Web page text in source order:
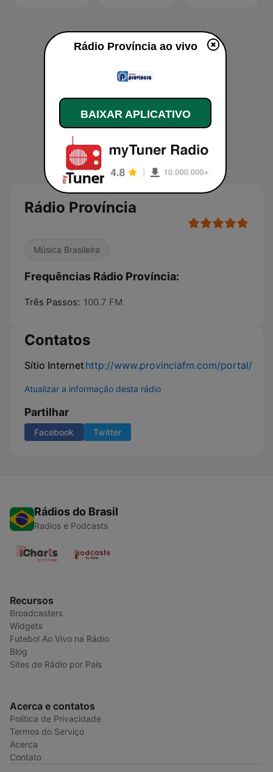
Rádio Província
Música Brasileira
Frequências Rádio Província:
Três Passos: 100.7 FM
Contatos
Sítio Internethttp://www.provinciafm.com/portal/
Atualizar a informação desta rádio
Partilhar
Facebook Twitter
Rádios do Brasil
Radios e Podcasts
Recursos
Broadcasters
Widgets
Futebol Ao Vivo na Rádio
Blog
Sites de Rádio por País
Acerca e contatos
Política de Privacidade
Termos do Serviço
Acerca
Contato
Rádio Província ao vivo
BAIXAR APLICATIVO